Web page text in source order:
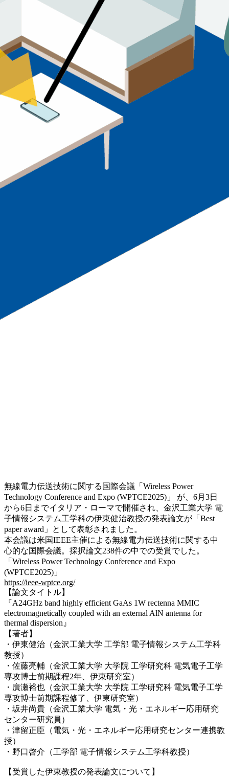
無線電力伝送技術に関する国際会議「Wireless Power
Technology Conference and Expo (WPTCE2025)」 が、6月3日
から6日までイタリア・ローマで開催され、金沢工業大学 電
子情報システム工学科の伊東健治教授の発表論文が「Best
paper award」として表彰されました。
本会議は米国IEEE主催による無線電力伝送技術に関する中
心的な国際会議。採択論文238件の中での受賞でした。
「Wireless Power Technology Conference and Expo
(WPTCE2025)」
https://ieee-wptce.org/
【論文タイトル】
『A24GHz band highly efficient GaAs 1W rectenna MMIC
electromagnetically coupled with an external AlN antenna for
thermal dispersion』
【著者】
・伊東健治（金沢工業大学 工学部 電子情報システム工学科
教授）
・佐藤亮輔 （金沢工業大学 大学院 工学研究科 電気電子工学
専攻博士前期課程2年、伊東研究室）
・廣瀬裕也（金沢工業大学 大学院 工学研究科 電気電子工学
専攻博士前期課程修了、伊東研究室）
・坂井尚貴（金沢工業大学 電気・光・エネルギー応用研究
センター研究員）
・津留正臣（電気・光・エネルギー応用研究センター連携教
授）
・野口啓介（工学部 電子情報システム工学科教授）
【受賞した伊東教授の発表論文について】